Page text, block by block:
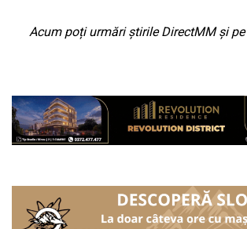
Acum poți urmări știrile DirectMM și pe